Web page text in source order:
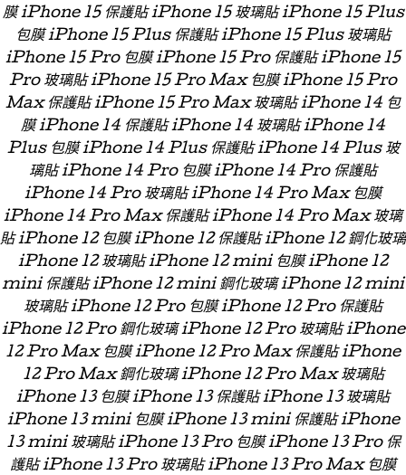
膜 iPhone 15 保護貼 iPhone 15 玻璃貼 iPhone 15 Plus
包膜 iPhone 15 Plus 保護貼 iPhone 15 Plus 玻璃貼
iPhone 15 Pro 包膜 iPhone 15 Pro 保護貼 iPhone 15
Pro 玻璃貼 iPhone 15 Pro Max 包膜 iPhone 15 Pro
Max 保護貼 iPhone 15 Pro Max 玻璃貼 iPhone 14 包
膜 iPhone 14 保護貼 iPhone 14 玻璃貼 iPhone 14
Plus 包膜 iPhone 14 Plus 保護貼 iPhone 14 Plus 玻
璃貼 iPhone 14 Pro 包膜 iPhone 14 Pro 保護貼
iPhone 14 Pro 玻璃貼 iPhone 14 Pro Max 包膜
iPhone 14 Pro Max 保護貼 iPhone 14 Pro Max 玻璃
貼 iPhone 12 包膜 iPhone 12 保護貼 iPhone 12 鋼化玻璃
iPhone 12 玻璃貼 iPhone 12 mini 包膜 iPhone 12
mini 保護貼 iPhone 12 mini 鋼化玻璃 iPhone 12 mini
玻璃貼 iPhone 12 Pro 包膜 iPhone 12 Pro 保護貼
iPhone 12 Pro 鋼化玻璃 iPhone 12 Pro 玻璃貼 iPhone
12 Pro Max 包膜 iPhone 12 Pro Max 保護貼 iPhone
12 Pro Max 鋼化玻璃 iPhone 12 Pro Max 玻璃貼
iPhone 13 包膜 iPhone 13 保護貼 iPhone 13 玻璃貼
iPhone 13 mini 包膜 iPhone 13 mini 保護貼 iPhone
13 mini 玻璃貼 iPhone 13 Pro 包膜 iPhone 13 Pro 保
護貼 iPhone 13 Pro 玻璃貼 iPhone 13 Pro Max 包膜